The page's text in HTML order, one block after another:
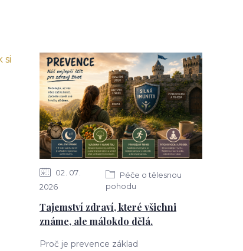
02 07
2026
Péče o tělesnou
pohodu
Tajemství zdraví, které všichni
známe, ale málokdo dělá.
Proč je prevence základ